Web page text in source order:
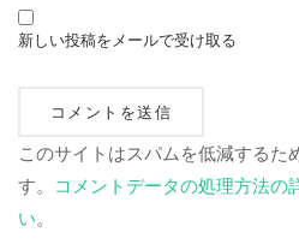
新しい投稿をメールで受け取る
このサイトはスパムを低減するた
す。
コメントデータの処理方法の
い。